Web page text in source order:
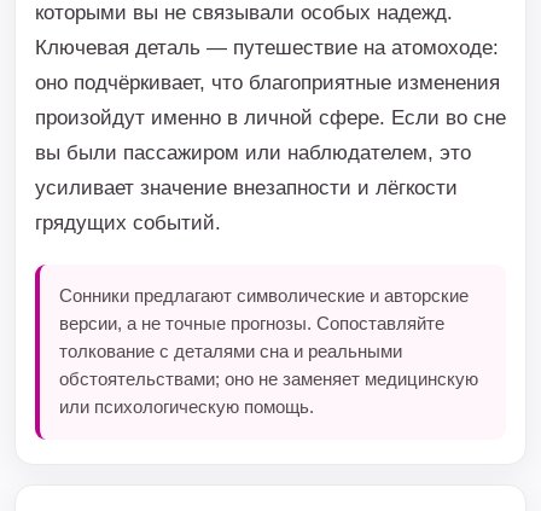
которыми вы не связывали особых надежд.
Ключевая деталь — путешествие на атомоходе:
оно подчёркивает, что благоприятные изменения
произойдут именно в личной сфере. Если во сне
вы были пассажиром или наблюдателем, это
усиливает значение внезапности и лёгкости
грядущих событий.
Сонники предлагают символические и авторские
версии, а не точные прогнозы. Сопоставляйте
толкование с деталями сна и реальными
обстоятельствами; оно не заменяет медицинскую
или психологическую помощь.